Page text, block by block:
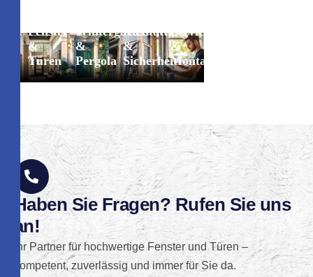
Fenster
&
Türen
Wintergarten
&
Pergola
Ausstattung
&
Sicherheit
Service
&
Montage
Haben Sie Fragen? Rufen Sie uns
an!
Ihr Partner für hochwertige Fenster und Türen –
kompetent, zuverlässig und immer für Sie da.